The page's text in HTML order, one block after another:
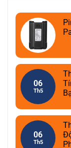
06
Th5
06
Th5